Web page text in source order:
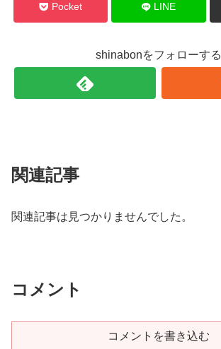
Pocket LINE
shinabonをフォローする
関連記事
関連記事は見つかりませんでした。
コメント
コメントを書き込む